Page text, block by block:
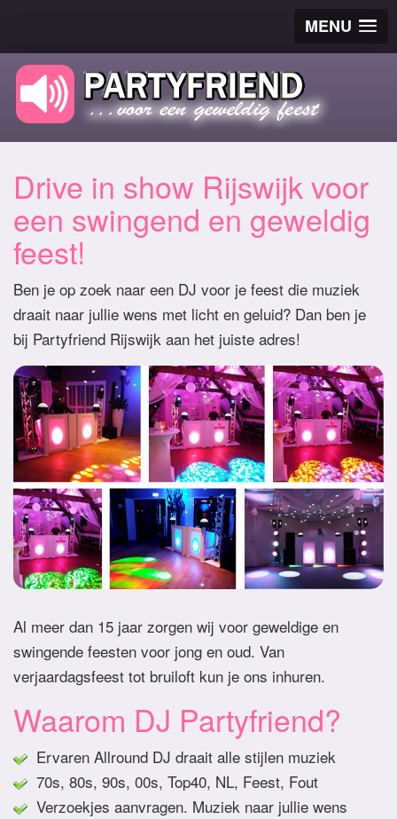
MENU
Drive in show Rijswijk voor
een swingend en geweldig
feest!
Ben je op zoek naar een DJ voor je feest die muziek
draait naar jullie wens met licht en geluid? Dan ben je
bij Partyfriend Rijswijk aan het juiste adres!
Al meer dan 15 jaar zorgen wij voor geweldige en
swingende feesten voor jong en oud. Van
verjaardagsfeest tot bruiloft kun je ons inhuren.
Waarom DJ Partyfriend?
Ervaren Allround DJ draait alle stijlen muziek
70s, 80s, 90s, 00s, Top40, NL, Feest, Fout
Verzoekjes aanvragen. Muziek naar jullie wens